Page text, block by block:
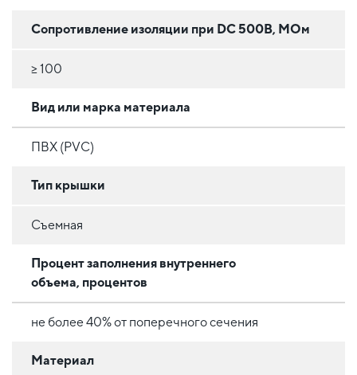
Сопротивление изоляции при DC 500В, МОм
≥ 100
Вид или марка материала
ПВХ (PVC)
Тип крышки
Съемная
Процент заполнения внутреннего
объема, процентов
не более 40% от поперечного сечения
Материал